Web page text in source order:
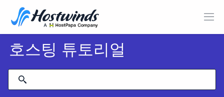
호스팅 튜토리얼